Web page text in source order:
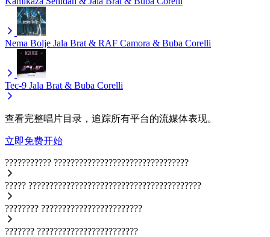
Nema Bolje Jala Brat & RAF Camora & Buba Corelli
Tec-9 Jala Brat & Buba Corelli
查看完整唱片目录，追踪所有平台的流媒体表现。
立即免费开始
??????????? ????????????????????????????????
????? ?????????????????????????????????????????
???????? ????????????????????????
??????? ????????????????????????